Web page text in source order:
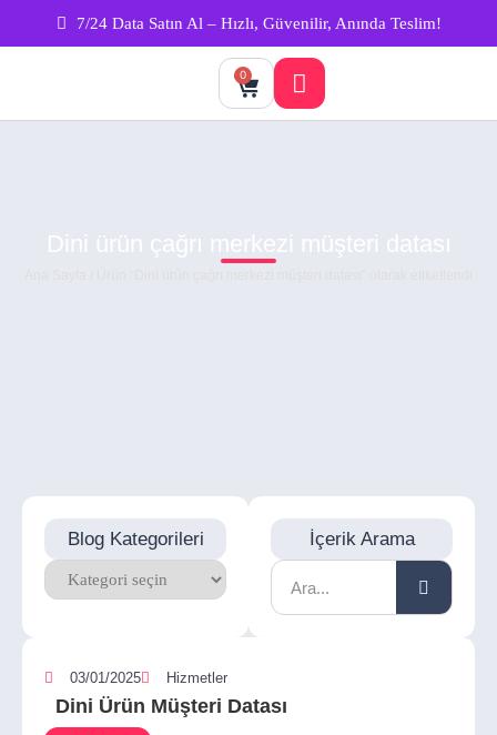
7/24 Data Satın Al – Hızlı, Güvenilir, Anında Teslim!
0
Dini ürün çağrı merkezi müşteri datası
Blog Kategorileri İçerik Arama
03/01/2025 Hizmetler
Dini Ürün Müşteri Datası